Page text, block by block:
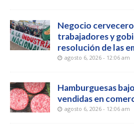
Negocio
trabajadores y
resolución de las
agosto 6, 2026 - 12:06 am
Hamburguesas
vendidas en
agosto 6, 2026 - 12:06 am